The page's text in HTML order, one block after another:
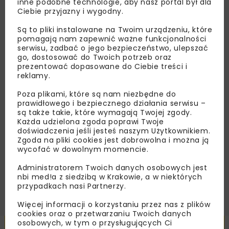
Lubisz wiedzieć więcej?
Zapisz się do newslettera aby otrzymywać od
nas najlepsze informacje branżowe,
zaproszenia na wydarzenia, atrakcyjne oferty i
dedykowane akcje specjalne.
Zapoznałam/em się zPolityką Prywatności
Regulaminemoraz wyrażam zgodę na otrzymywanie na
podany przeze mnie adres e-mail korespondencji
handlowej w postaci newslettera.
ZAPISZ MNIE
inne podobne technologie, aby nasz portal był dla
Ciebie przyjazny i wygodny.
Są to pliki instalowane na Twoim urządzeniu, które
pomagają nam zapewnić ważne funkcjonalności
serwisu, zadbać o jego bezpieczeństwo, ulepszać
go, dostosować do Twoich potrzeb oraz
prezentować dopasowane do Ciebie treści i
reklamy.
Poza plikami, które są nam niezbędne do
prawidłowego i bezpiecznego działania serwisu –
są także takie, które wymagają Twojej zgody.
Każda udzielona zgoda poprawi Twoje
doświadczenia jeśli jesteś naszym Użytkownikiem.
Zgoda na pliki cookies jest dobrowolna i można ją
wycofać w dowolnym momencie.
Administratorem Twoich danych osobowych jest
nbi med!a z siedzibą w Krakowie, a w niektórych
przypadkach nasi Partnerzy.
Więcej informacji o korzystaniu przez nas z plików
cookies oraz o przetwarzaniu Twoich danych
osobowych, w tym o przysługujących Ci